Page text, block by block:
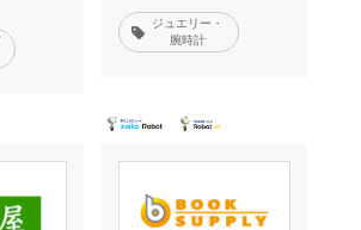
ジュエリー・
腕時計